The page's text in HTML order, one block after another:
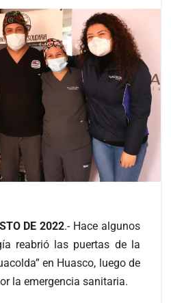
DE 2022.- Hace algunos
reabrió las puertas de la
en Huasco, luego de
la emergencia sanitaria.